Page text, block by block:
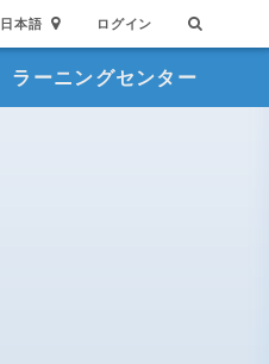
日本語 ログイン
ラーニングセンター